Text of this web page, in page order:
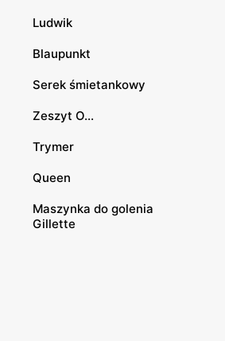
Ludwik
Blaupunkt
Serek śmietankowy
Zeszyt O...
Trymer
Queen
Maszynka do golenia
Gillette